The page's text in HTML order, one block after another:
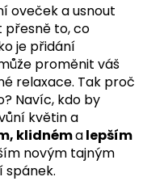
oveček a usnout
přesně to, co
je přidání
proměnit váš
relaxace. Tak proč
Navíc, kdo by
květin a
klidnémalepším
novým tajným
spánek.